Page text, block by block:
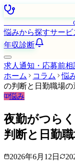
悩みから探すサービ
年収診断
求人通知・応募前相
ホーム
コラム 悩
の判断と日勤職場の
悩み
夜勤がつら
判断と日勤
2026年6月12日